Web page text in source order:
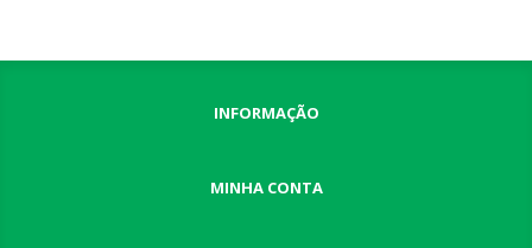
INFORMAÇÃO
MINHA CONTA